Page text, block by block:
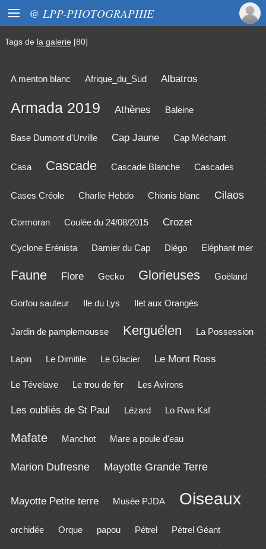
 @ LPP-PHOTOGRAPHIE
Tags de la galerie [80]
A menton blanc Afrique_du_Sud Albatros
Armada 2019 Athènes Baleine
Base Dumont d'Urville Cap Jaune Cap Méchant
Casa Cascade Cascade Blanche Cascades
Cases Créole Charlie Hebdo Chionis blanc Cilaos
Cormoran Coulée du 24/08/2015 Crozet
Cyclone Erénista Damier du Cap Diégo Eléphant mer
Faune Flore Gecko Glorieuses Goëland
Gorfou sauteur Ile du Lys Ilet aux Orangés
Jardin de pamplemousse Kerguélen La Possession
Lapin Le Dimitile Le Glacier Le Mont Ross
Le Tévelave Le trou de fer Les Avirons
Les oubliés de St Paul Lézard Lo Rwa Kaf
Mafate Manchot Mare a poule d'eau
Marion Dufresne Mayotte Grande Terre
Mayotte Petite terre Musée PJDA Oiseaux
orchidée Orque papou Pétrel Pétrel Géant